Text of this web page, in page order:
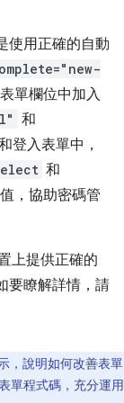
使用正確的自動
單欄位中加入
和
登入表單中，
和
值，協助密碼管
上提供正確的
要瞭解詳情，請
，說明如何改善表單
單程式碼，充分運用